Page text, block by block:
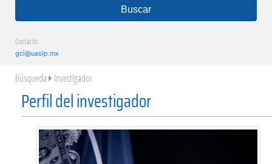
Buscar
Contacto:
gci@uaslp.mx
Búsqueda Investigador
Perfil del investigador